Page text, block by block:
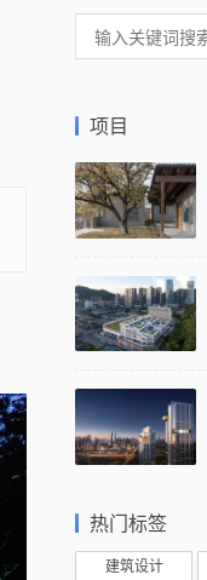
项目
热门标签
建筑设计